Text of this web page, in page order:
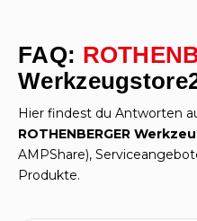
FAQ:
Hier findest du Antworten
ROTHENBERGER
AMPShare),
Produkte.